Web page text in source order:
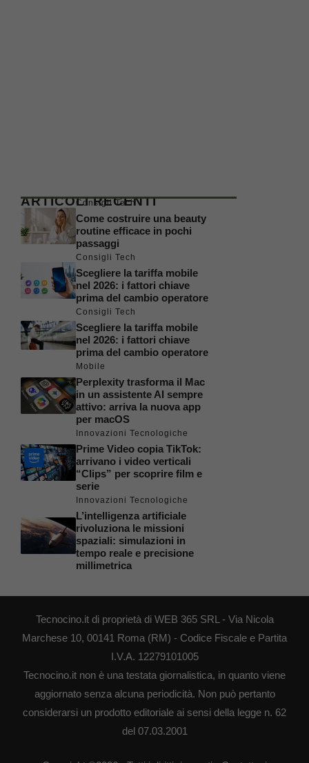
ARTICOLI RECENTI
Consigli Tech
Come costruire una beauty
routine efficace in pochi
passaggi
Consigli Tech
Scegliere la tariffa mobile
nel 2026: i fattori chiave
prima del cambio operatore
Consigli Tech
Scegliere la tariffa mobile
nel 2026: i fattori chiave
prima del cambio operatore
Mobile
Perplexity trasforma il Mac
in un assistente AI sempre
attivo: arriva la nuova app
per macOS
Innovazioni Tecnologiche
Prime Video copia TikTok:
arrivano i video verticali
“Clips” per scoprire film e
serie
Innovazioni Tecnologiche
L’intelligenza artificiale
rivoluziona le missioni
spaziali: simulazioni in
tempo reale e precisione
millimetrica
Tecnocino.it di proprietà di WEB 365 SRL - Via Nicola
Marchese 10, 00141 Roma (RM) - Codice Fiscale e Partita
I.V.A. 12279101005
Tecnocino.it non è una testata giornalistica, in quanto viene
aggiornato senza alcuna periodicità. Non può pertanto
considerarsi un prodotto editoriale ai sensi della legge n. 62
del 07.03.2001